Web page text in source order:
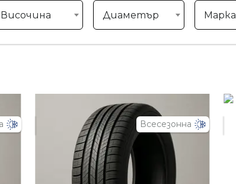
Височина Диаметър Марка
Всесезонна